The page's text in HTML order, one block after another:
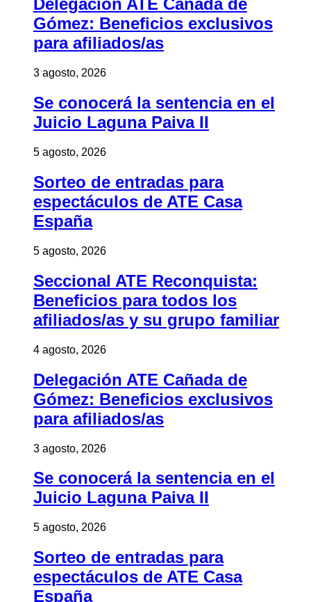
Delegación ATE Cañada de
Gómez: Beneficios exclusivos
para afiliados/as
3 agosto, 2026
Se conocerá la sentencia en el
Juicio Laguna Paiva II
5 agosto, 2026
Sorteo de entradas para
espectáculos de ATE Casa
España
5 agosto, 2026
Seccional ATE Reconquista:
Beneficios para todos los
afiliados/as y su grupo familiar
4 agosto, 2026
Delegación ATE Cañada de
Gómez: Beneficios exclusivos
para afiliados/as
3 agosto, 2026
Se conocerá la sentencia en el
Juicio Laguna Paiva II
5 agosto, 2026
Sorteo de entradas para
espectáculos de ATE Casa
España